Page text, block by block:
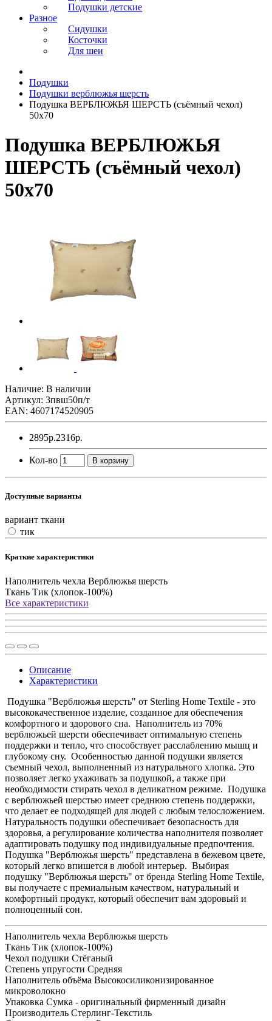
Подушки детские
Разное
Сидушки
Косточки
Для шеи
Подушки
Подушки верблюжья шерсть
Подушка ВЕРБЛЮЖЬЯ ШЕРСТЬ (съёмный чехол)
50х70
Подушка ВЕРБЛЮЖЬЯ
ШЕРСТЬ (съёмный чехол)
50х70
Наличие: В наличии
Артикул: 3пвш50п/т
EAN: 4607174520905
2895р.2316р.
Кол-во В корзину
Доступные варианты
вариант ткани
тик
Краткие характеристики
Наполнитель чехла Верблюжья шерсть
Ткань Тик (хлопок-100%)
Все характеристики
Описание
Характеристики
Подушка "Верблюжья шерсть" от Sterling Home Textile - это
высококачественное изделие, созданное для обеспечения
комфортного и здорового сна. Наполнитель из 70%
верблюжьей шерсти обеспечивает оптимальную степень
поддержки и тепло, что способствует расслаблению мышц и
глубокому сну. Особенностью данной подушки является
съемный чехол, выполненный из натурального хлопка. Это
позволяет легко ухаживать за подушкой, а также при
необходимости стирать чехол в деликатном режиме. Подушка
с верблюжьей шерстью имеет среднюю степень поддержки,
что делает ее подходящей для людей с любым телосложением.
Натуральность подушки обеспечивает безопасность для
здоровья, а регулирование количества наполнителя позволяет
адаптировать подушку под индивидуальные предпочтения.
Подушка "Верблюжья шерсть" представлена в бежевом цвете,
который легко впишется в любой интерьер. Выбирая
подушку "Верблюжья шерсть" от бренда Sterling Home Textile,
вы получаете с премиальным качеством, натуральный и
комфортный продукт, который обеспечит вам здоровый и
полноценный сон.
Наполнитель чехла Верблюжья шерсть
Ткань Тик (хлопок-100%)
Чехол подушки Стёганый
Степень упругости Средняя
Наполнитель объёма Высокосиликонизированное
микроволокно
Упаковка Сумка - оригинальный фирменный дизайн
Производитель Стерлинг-Текстиль